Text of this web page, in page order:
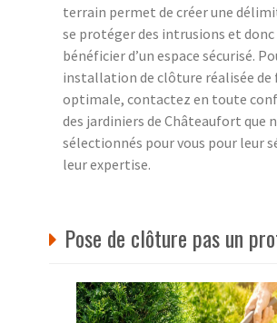
terrain permet de créer une
se protéger des intrusions et donc
bénéficier d’un espace sécurisé.
installation de clôture réalisée de
optimale, contactez en toute
des jardiniers de Châteaufort que
sélectionnés pour vous pour leur
leur expertise.
Pose de clôture pas un